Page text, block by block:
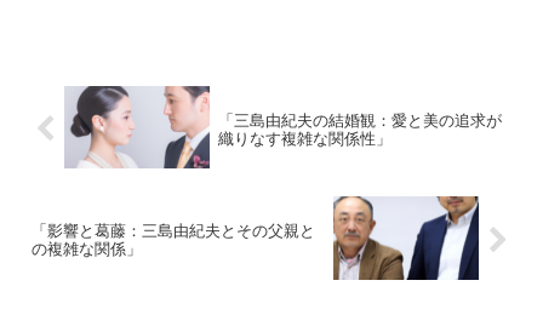
「三島由紀夫の結婚観：愛と美の追求が
織りなす複雑な関係性」
「影響と葛藤：三島由紀夫とその父親と
の複雑な関係」